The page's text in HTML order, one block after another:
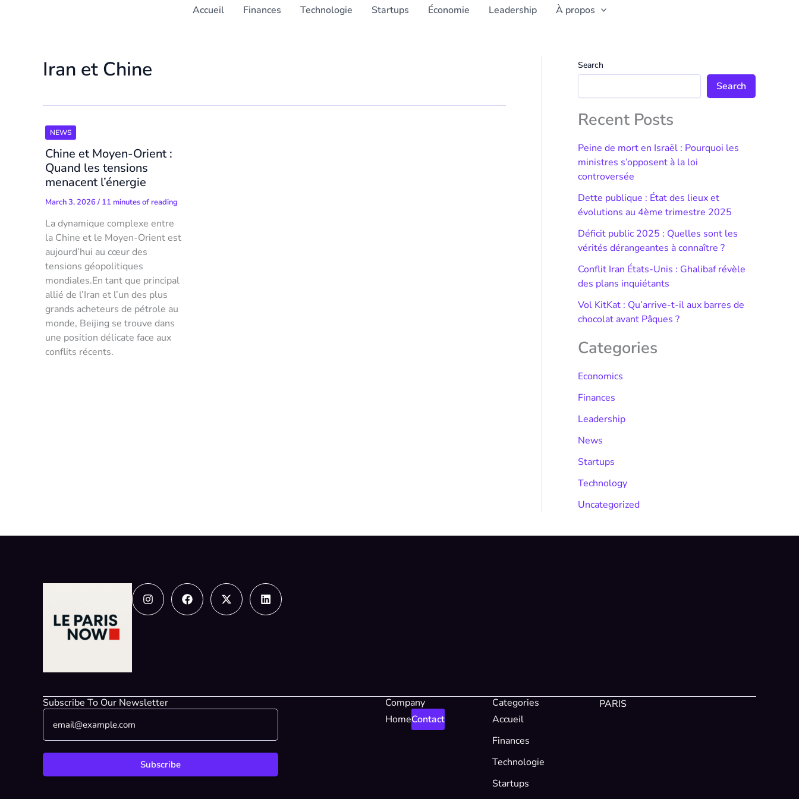
Accueil Finances Technologie Startups Économie Leadership À propos
Iran et Chine
NEWS
Chine et Moyen-Orient :
Quand les tensions
menacent l’énergie
March 3, 2026/ 11 minutes of reading
La dynamique complexe entre
la Chine et le Moyen-Orient est
aujourd’hui au cœur des
tensions géopolitiques
mondiales.En tant que principal
allié de l’Iran et l’un des plus
grands acheteurs de pétrole au
monde, Beijing se trouve dans
une position délicate face aux
conflits récents.
Search
Search
Recent Posts
Peine de mort en Israël : Pourquoi les
ministres s’opposent à la loi
controversée
Dette publique : État des lieux et
évolutions au 4ème trimestre 2025
Déficit public 2025 : Quelles sont les
vérités dérangeantes à connaître ?
Conflit Iran États-Unis : Ghalibaf révèle
des plans inquiétants
Vol KitKat : Qu’arrive-t-il aux barres de
chocolat avant Pâques ?
Categories
Economics
Finances
Leadership
News
Startups
Technology
Uncategorized
InstagramFacebookX-
twitter
Linkedin
Subscribe To Our Newsletter
*
m
a
l
E
a
*
Subscribe
Company
HomeContact
Categories
Accueil
Finances
Technologie
Startups
PARIS